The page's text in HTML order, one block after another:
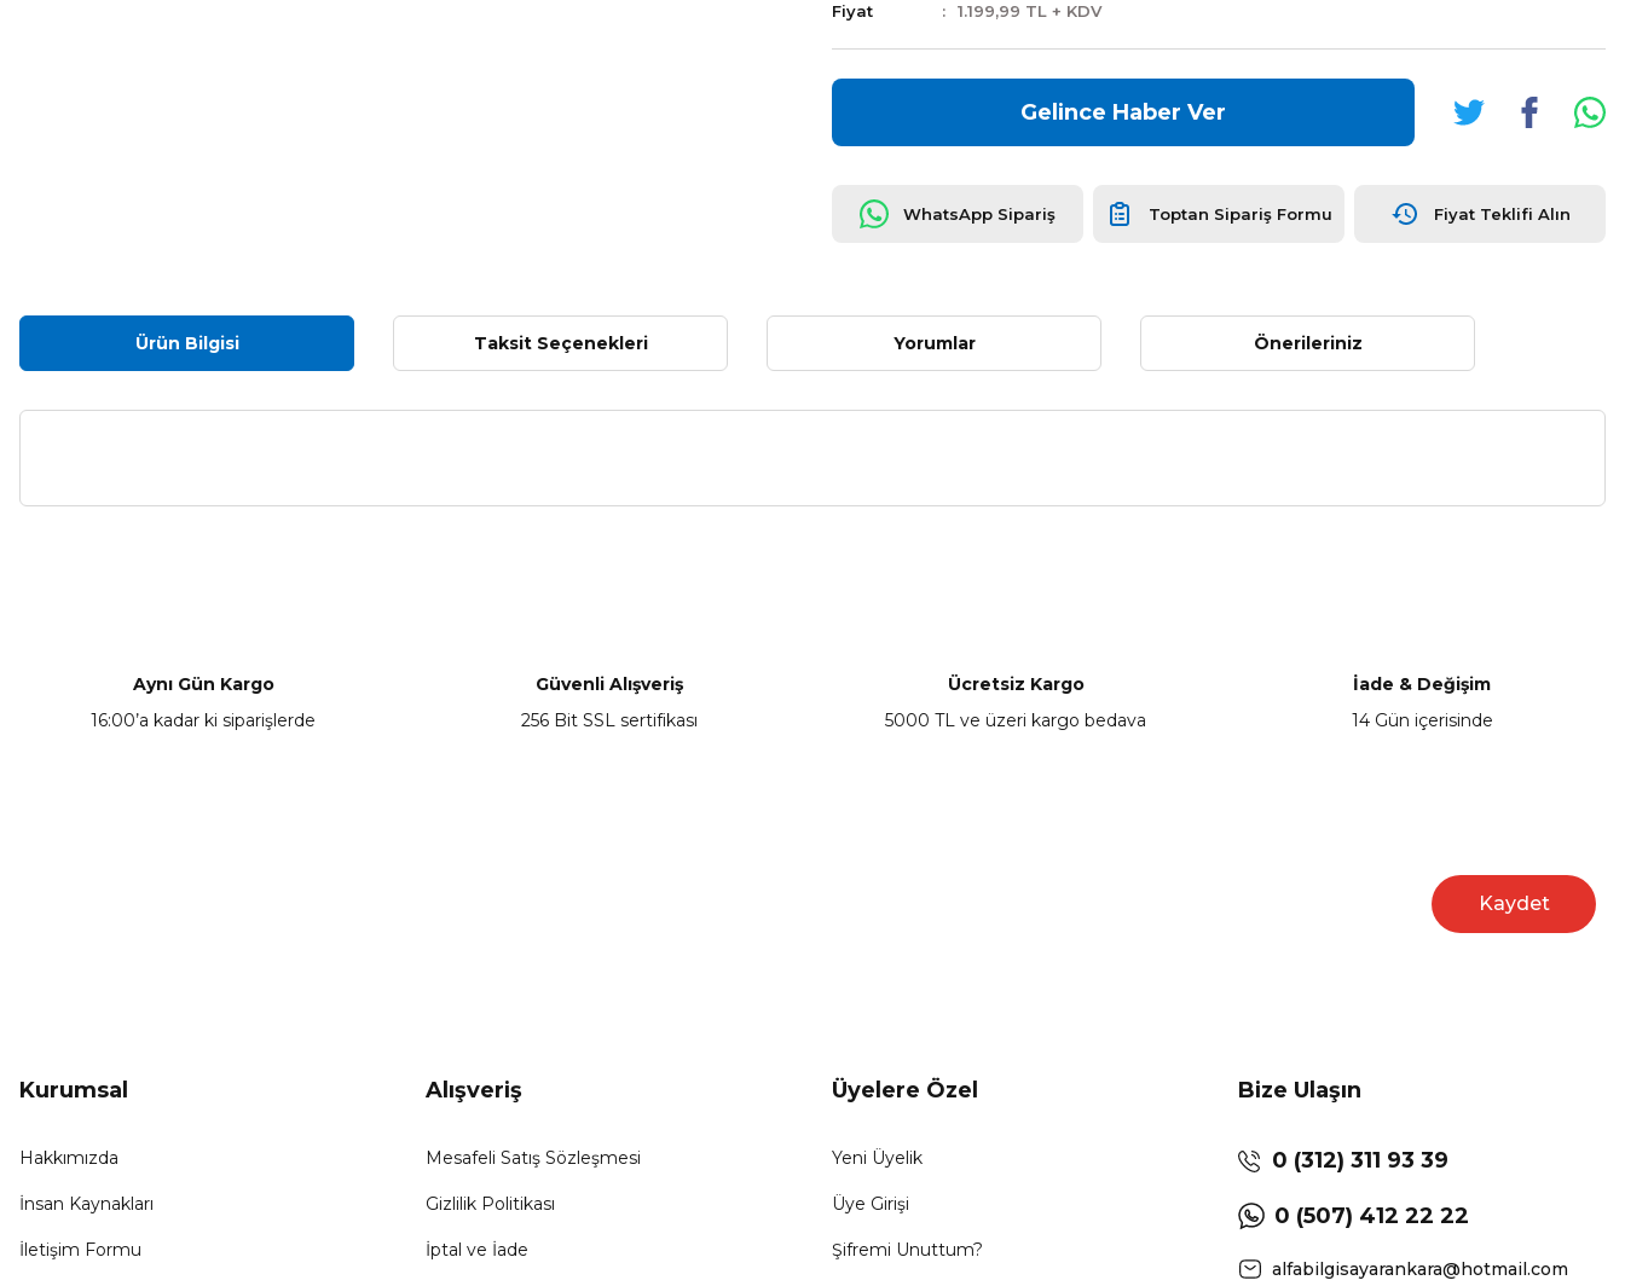
Fiyat
1.199,99 TL + KDV
Gelince Haber Ver
WhatsApp Sipariş Toptan Sipariş Formu Fiyat Teklifi Alın
Ürün Bilgisi Taksit Seçenekleri Yorumlar Önerileriniz
Ürün açıklamasında eksik bilgiler bulunuyor.
Ürün bilgilerinde hatalar bulunuyor.
Aynı Gün Kargo
16:00’a kadar ki siparişlerde
Güvenli Alışveriş
256 Bit SSL sertifikası
Ücretsiz Kargo
5000 TL ve üzeri kargo bedava
İade & Değişim
14 Gün içerisinde
Kaydet
Kurumsal
Hakkımızda
İnsan Kaynakları
İletişim Formu
Alışveriş
Mesafeli Satış Sözleşmesi
Gizlilik Politikası
İptal ve İade
Üyelere Özel
Yeni Üyelik
Üye Girişi
Şifremi Unuttum?
Bize Ulaşın
0 (312) 311 93 39
0 (507) 412 22 22
alfabilgisayarankara@hotmail.com